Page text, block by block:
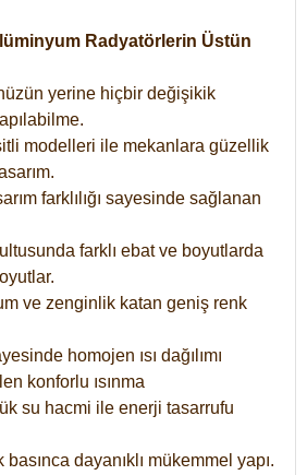
Radyatörlerin Üstün
yerine hiçbir değişikik
modelleri ile mekanlara güzellik
farklılığı sayesinde sağlanan
farklı ebat ve boyutlarda
ve zenginlik katan geniş renk
homojen ısı dağılımı
konforlu ısınma
su hacmi ile enerji tasarrufu
dayanıklı mükemmel yapı.